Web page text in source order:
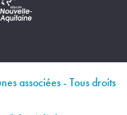
associées - Tous droits